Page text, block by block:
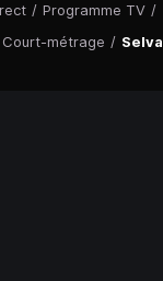
/ Programme TV /
Court-métrage / Selva